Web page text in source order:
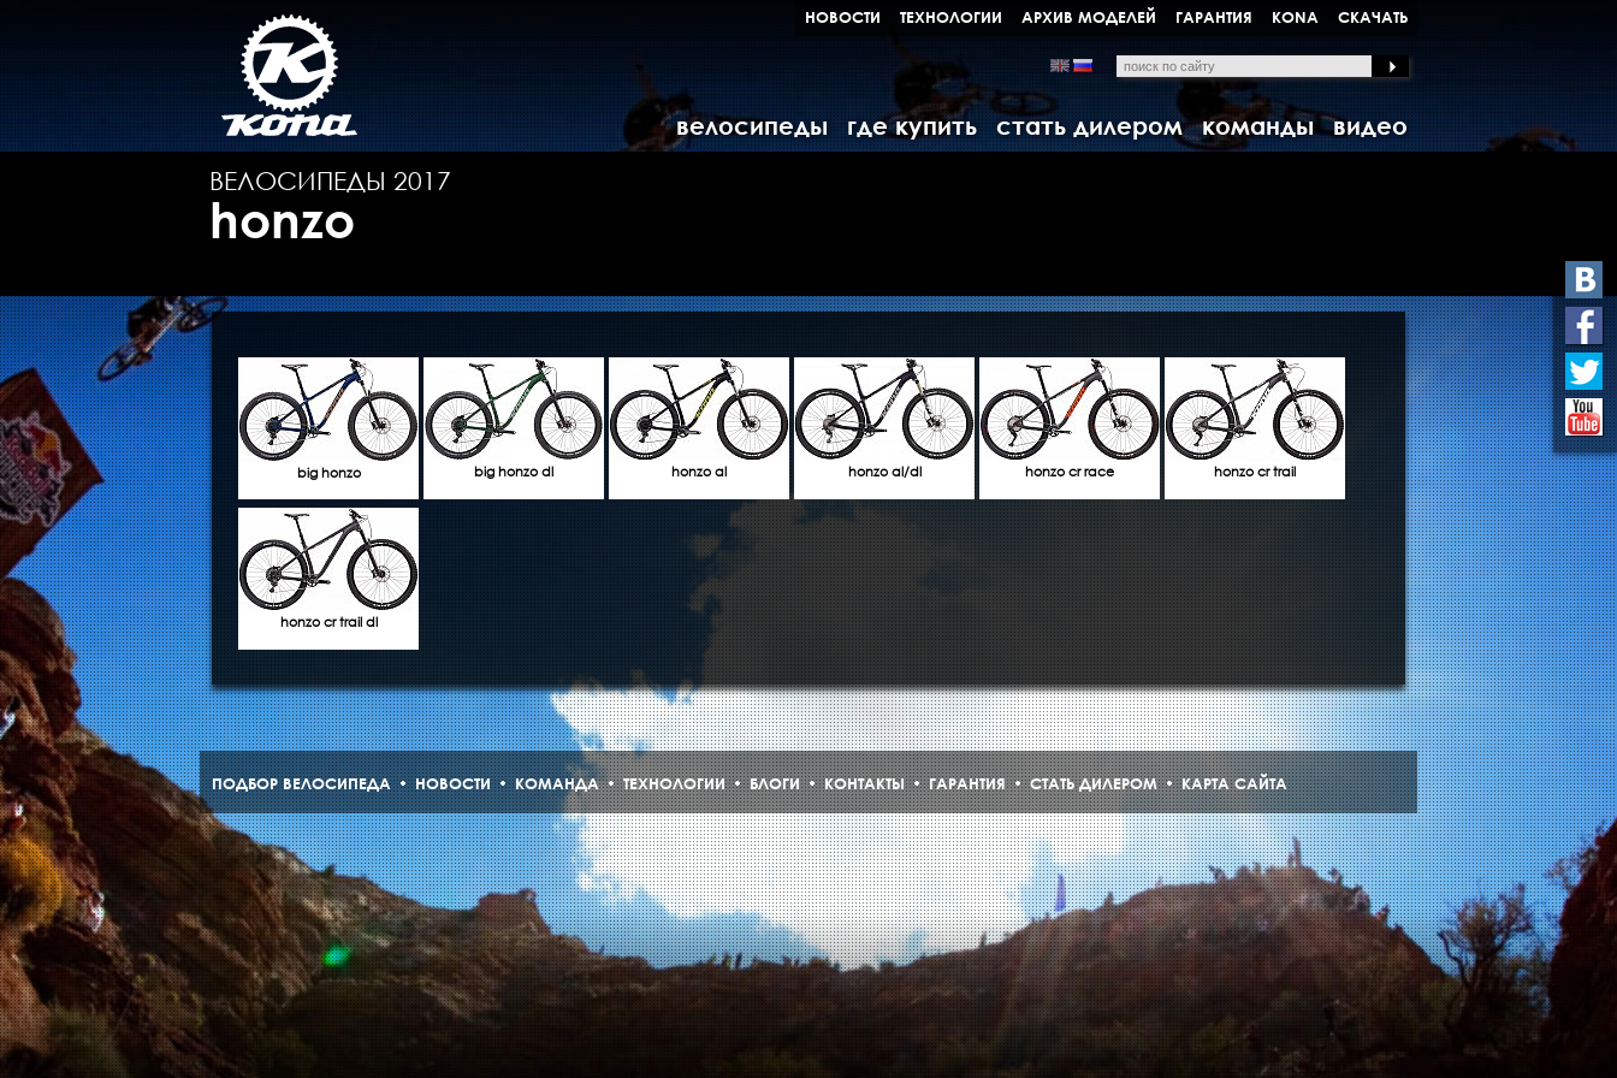
НОВОСТИ ТЕХНОЛОГИИ АРХИВ МОДЕЛЕЙ ГАРАНТИЯ KONA СКАЧАТЬ
велосипеды где купить стать дилером команды видео
ВЕЛОСИПЕДЫ 2017
honzo
big honzo big honzo dl honzo al honzo al/dl honzo cr race honzo cr trail
honzo cr trail dl
ПОДБОР ВЕЛОСИПЕДА НОВОСТИ КОМАНДА ТЕХНОЛОГИИ БЛОГИ КОНТАКТЫ ГАРАНТИЯ СТАТЬ ДИЛЕРОМ КАРТА САЙТА